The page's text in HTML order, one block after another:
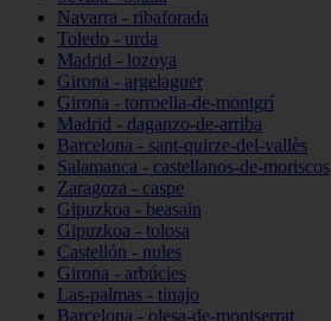
Navarra - ribaforada
Toledo - urda
Madrid - lozoya
Girona - argelaguer
Girona - torroella-de-montgrí
Madrid - daganzo-de-arriba
Barcelona - sant-quirze-del-vallès
Salamanca - castellanos-de-moriscos
Zaragoza - caspe
Gipuzkoa - beasain
Gipuzkoa - tolosa
Castellón - nules
Girona - arbúcies
Las-palmas - tinajo
Barcelona - olesa-de-montserrat